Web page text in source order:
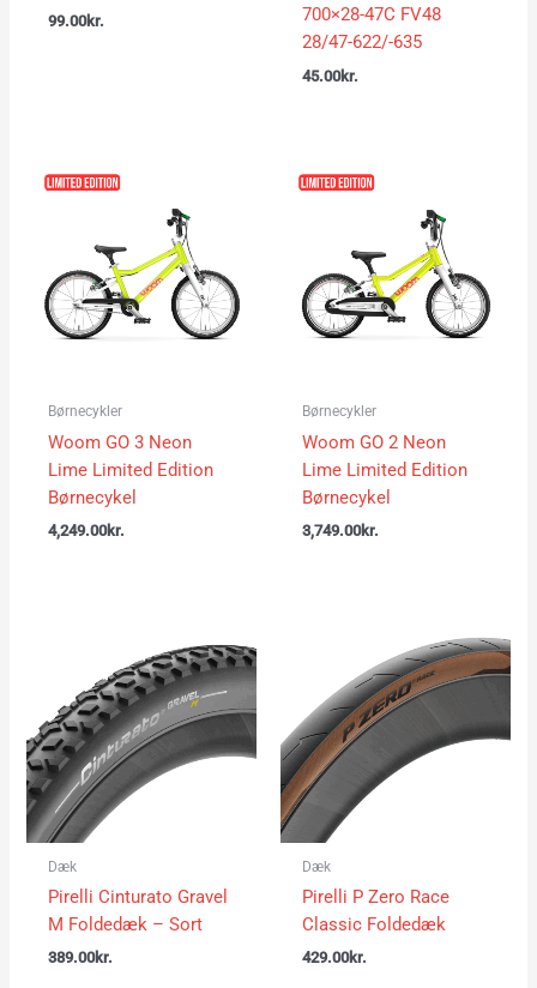
99.00kr.
700×28-47C FV48
28/47-622/-635
45.00kr.
Børnecykler
Woom GO 3 Neon
Lime Limited Edition
Børnecykel
4,249.00kr.
Børnecykler
Woom GO 2 Neon
Lime Limited Edition
Børnecykel
3,749.00kr.
Dæk
Pirelli Cinturato Gravel
M Foldedæk – Sort
389.00kr.
Dæk
Pirelli P Zero Race
Classic Foldedæk
429.00kr.